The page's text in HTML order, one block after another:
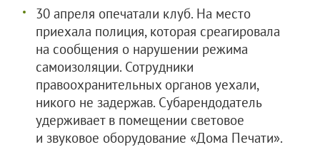
30 апреля опечатали клуб. На место
приехала полиция, которая среагировала
на сообщения о нарушении режима
самоизоляции. Сотрудники
правоохранительных органов уехали,
никого не задержав. Субарендодатель
удерживает в помещении световое
и звуковое оборудование «Дома Печати».